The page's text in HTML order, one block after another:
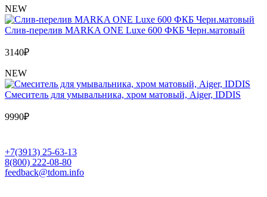
NEW
Слив-перелив MARKA ONE Luxe 600 ФКБ Черн.матовый
3140₽
NEW
Cмеситель для умывальника, хром матовый, Aiger, IDDIS
9990₽
+7(3913) 25-63-13
8(800) 222-08-80
feedback@tdom.info